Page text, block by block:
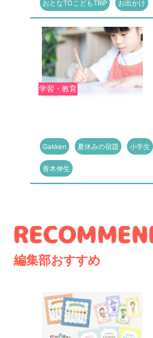
おとなTOこどもTRiP お出かけ
学習・教育
Gakken 夏休みの宿題 小学生
青木伸生
編集部おすすめ